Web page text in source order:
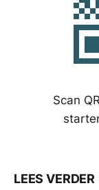
Scan
LEES VERDER